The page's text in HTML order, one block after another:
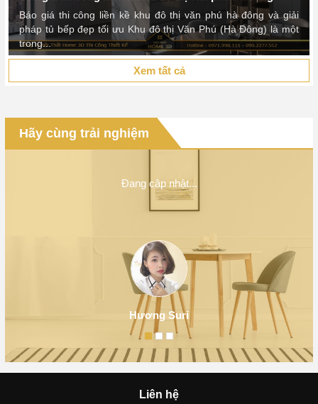
Báo giá thi công liền kề khu đô thị văn phú hà đông và giải
pháp tủ bếp đẹp tối ưu Khu đô thị Văn Phú (Hà Đông) là một
trong...
Xem tất cả
Hãy cùng trải nghiệm
Đang cập nhật...
Hương Suri
Liên hệ